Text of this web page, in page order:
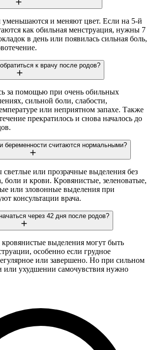
и меняют цвет. Если на 5-й
как обильная менструация, нужны 7
в день или появилась сильная боль,
к врачу после родов?
за помощью при очень обильных
сильной боли, слабости,
или неприятном запахе. Также
прекратилось и снова началось до
беременности считаются нормальными?
или прозрачные выделения без
боли и крови. Кровянистые, зеленоватые,
или зловонные выделения при
консультации врача.
через 42 дня после родов?
кровянистые выделения могут быть
особенно если грудное
или завершено. Но при сильном
или ухудшении самочувствия нужно